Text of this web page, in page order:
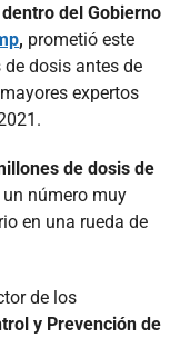
del Gobierno
, prometió este
dosis antes de
expertos
de dosis de
número muy
en una rueda de
de los
y Prevención de